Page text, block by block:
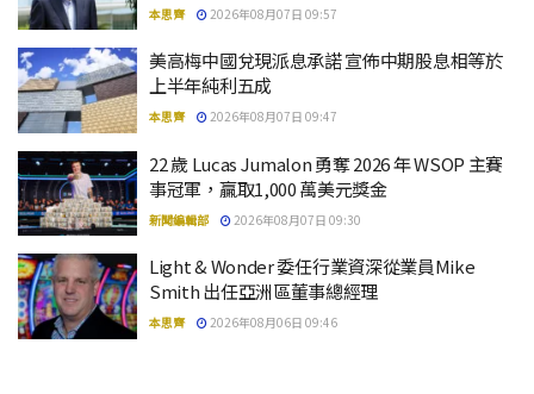
本思齊 2026年08月07日 09:57
美高梅中國兌現派息承諾 宣佈中期股息相等於
上半年純利五成
本思齊 2026年08月07日 09:47
22 歲 Lucas Jumalon 勇奪 2026 年 WSOP 主賽
事冠軍，贏取1,000 萬美元獎金
新聞編輯部 2026年08月07日 09:30
Light & Wonder 委任行業資深從業員Mike
Smith 出任亞洲區董事總經理
本思齊 2026年08月06日 09:46